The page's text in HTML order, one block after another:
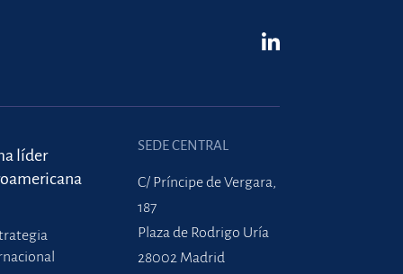
líder
SEDE CENTRAL
C/ Príncipe de Vergara,
187
Plaza de Rodrigo Uría
28002 Madrid